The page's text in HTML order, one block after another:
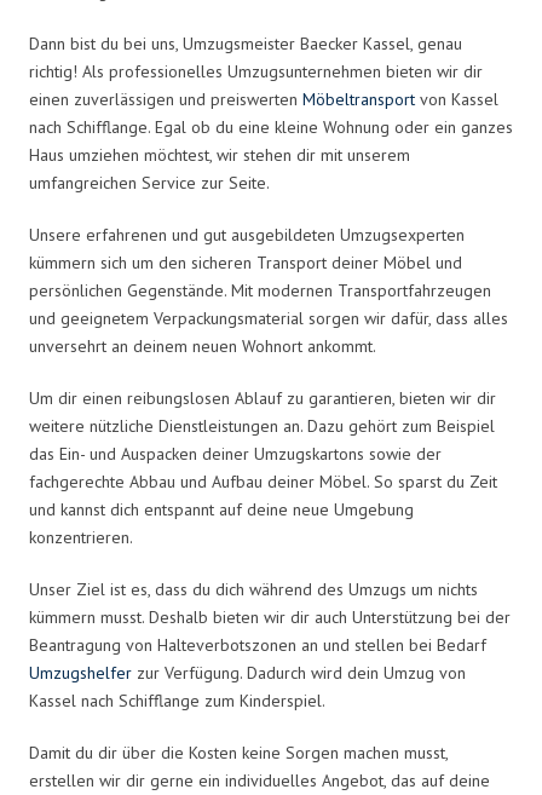
Dann bist du bei uns, Umzugsmeister Baecker Kassel, genau
richtig! Als professionelles Umzugsunternehmen bieten wir dir
einen zuverlässigen und preiswerten Möbeltransport von Kassel
nach Schifflange. Egal ob du eine kleine Wohnung oder ein ganzes
Haus umziehen möchtest, wir stehen dir mit unserem
umfangreichen Service zur Seite.
Unsere erfahrenen und gut ausgebildeten Umzugsexperten
kümmern sich um den sicheren Transport deiner Möbel und
persönlichen Gegenstände. Mit modernen Transportfahrzeugen
und geeignetem Verpackungsmaterial sorgen wir dafür, dass alles
unversehrt an deinem neuen Wohnort ankommt.
Um dir einen reibungslosen Ablauf zu garantieren, bieten wir dir
weitere nützliche Dienstleistungen an. Dazu gehört zum Beispiel
das Ein- und Auspacken deiner Umzugskartons sowie der
fachgerechte Abbau und Aufbau deiner Möbel. So sparst du Zeit
und kannst dich entspannt auf deine neue Umgebung
konzentrieren.
Unser Ziel ist es, dass du dich während des Umzugs um nichts
kümmern musst. Deshalb bieten wir dir auch Unterstützung bei der
Beantragung von Halteverbotszonen an und stellen bei Bedarf
Umzugshelfer zur Verfügung. Dadurch wird dein Umzug von
Kassel nach Schifflange zum Kinderspiel.
Damit du dir über die Kosten keine Sorgen machen musst,
erstellen wir dir gerne ein individuelles Angebot, das auf deine